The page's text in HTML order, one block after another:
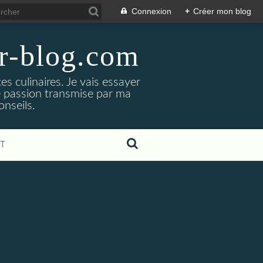
Connexion + Créer mon blog
blog.com
culinaires. Je vais essayer
transmise par ma